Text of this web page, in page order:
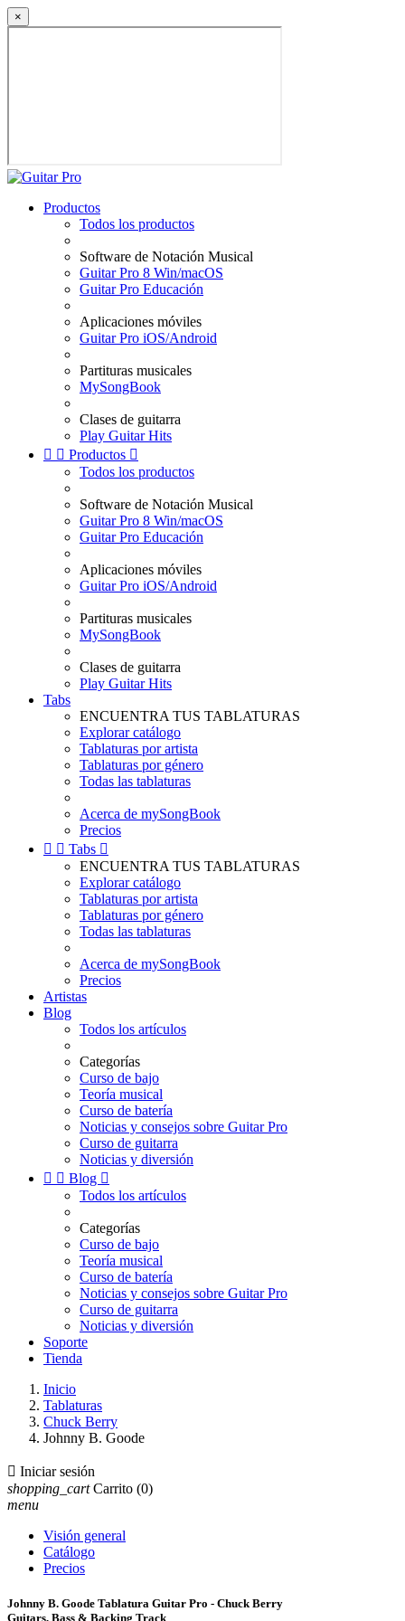
×
Productos
Todos los productos
Software de Notación Musical
Guitar Pro 8 Win/macOS
Guitar Pro Educación
Aplicaciones móviles
Guitar Pro iOS/Android
Partituras musicales
MySongBook
Clases de guitarra
Play Guitar Hits
  Productos 
Todos los productos
Software de Notación Musical
Guitar Pro 8 Win/macOS
Guitar Pro Educación
Aplicaciones móviles
Guitar Pro iOS/Android
Partituras musicales
MySongBook
Clases de guitarra
Play Guitar Hits
Tabs
ENCUENTRA TUS TABLATURAS
Explorar catálogo
Tablaturas por artista
Tablaturas por género
Todas las tablaturas
Acerca de mySongBook
Precios
  Tabs 
ENCUENTRA TUS TABLATURAS
Explorar catálogo
Tablaturas por artista
Tablaturas por género
Todas las tablaturas
Acerca de mySongBook
Precios
Artistas
Blog
Todos los artículos
Categorías
Curso de bajo
Teoría musical
Curso de batería
Noticias y consejos sobre Guitar Pro
Curso de guitarra
Noticias y diversión
  Blog 
Todos los artículos
Categorías
Curso de bajo
Teoría musical
Curso de batería
Noticias y consejos sobre Guitar Pro
Curso de guitarra
Noticias y diversión
Soporte
Tienda
Inicio
Tablaturas
Chuck Berry
Johnny B. Goode
 Iniciar sesión
shopping_cart Carrito (0)
menu
Visión general
Catálogo
Precios
Johnny B. Goode Tablatura Guitar Pro - Chuck Berry
Guitars, Bass & Backing Track